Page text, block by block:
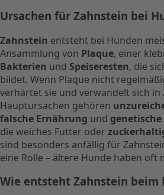
Ursachen für Zahnstein bei
Zahnstein entsteht bei Hunden
Ansammlung von Plaque, einer
Bakterien und Speiseresten, die
bildet. Wenn Plaque nicht
verhärtet sie und verwandelt sich in
Hauptursachen gehören
falsche Ernährung und
die weiches Futter oder
sind besonders anfällig für
eine Rolle – ältere Hunde haben oft
Wie entsteht Zahnstein beim